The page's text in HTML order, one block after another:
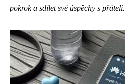
pokrok a sdílet své úspěchy s přáteli.